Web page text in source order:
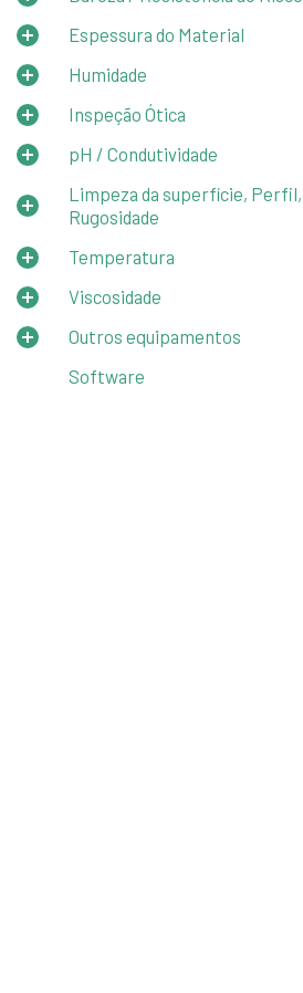
Espessura do Material
Humidade
Inspeção Ótica
pH / Condutividade
Limpeza da superfície, Perfil,
Rugosidade
Temperatura
Viscosidade
Outros equipamentos
Software